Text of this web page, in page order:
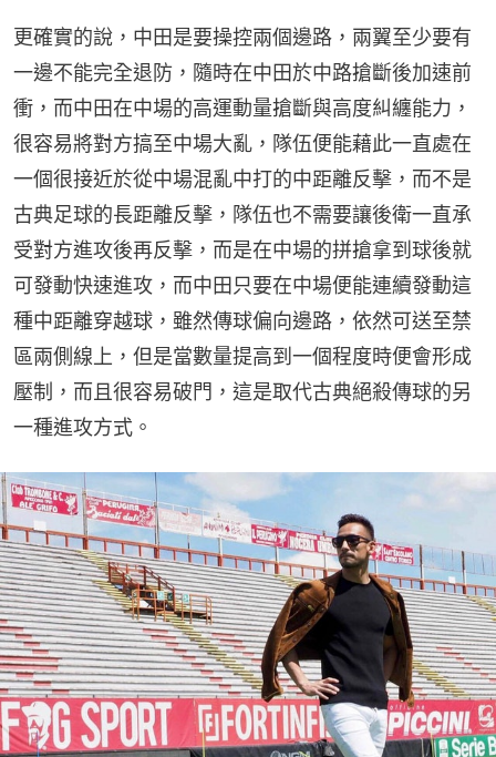
更確實的說，中田是要操控兩個邊路，兩翼至少要有
一邊不能完全退防，隨時在中田於中路搶斷後加速前
衝，而中田在中場的高運動量搶斷與高度糾纏能力，
很容易將對方搞至中場大亂，隊伍便能藉此一直處在
一個很接近於從中場混亂中打的中距離反擊，而不是
古典足球的長距離反擊，隊伍也不需要讓後衛一直承
受對方進攻後再反擊，而是在中場的拼搶拿到球後就
可發動快速進攻，而中田只要在中場便能連續發動這
種中距離穿越球，雖然傳球偏向邊路，依然可送至禁
區兩側線上，但是當數量提高到一個程度時便會形成
壓制，而且很容易破門，這是取代古典絕殺傳球的另
一種進攻方式。